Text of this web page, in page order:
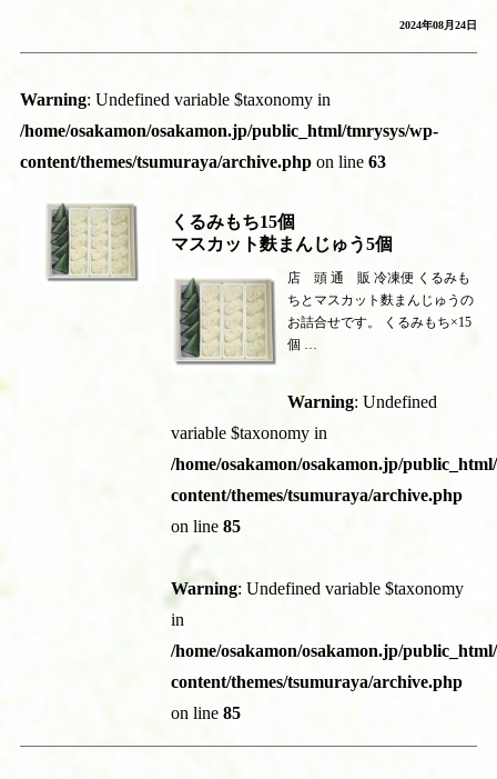
2024年08月24日
Warning: Undefined variable $taxonomy in
/home/osakamon/osakamon.jp/public_html/tmrysys/wp-
content/themes/tsumuraya/archive.php on line 63
くるみもち15個
マスカット麩まんじゅう5個
店 頭 通 販 冷凍便 くるみも
ちとマスカット麩まんじゅうの
お詰合せです。 くるみもち×15
個 …
Warning: Undefined
variable $taxonomy in
/home/osakamon/osakamon.jp/
content/themes/tsumuraya/archive.php
on line85
Warning: Undefined variable $taxonomy
in
/home/osakamon/osakamon.jp/
content/themes/tsumuraya/archive.php
on line85